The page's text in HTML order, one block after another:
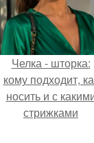
Челка - шторка:
кому подходит,
носить и с
стрижками